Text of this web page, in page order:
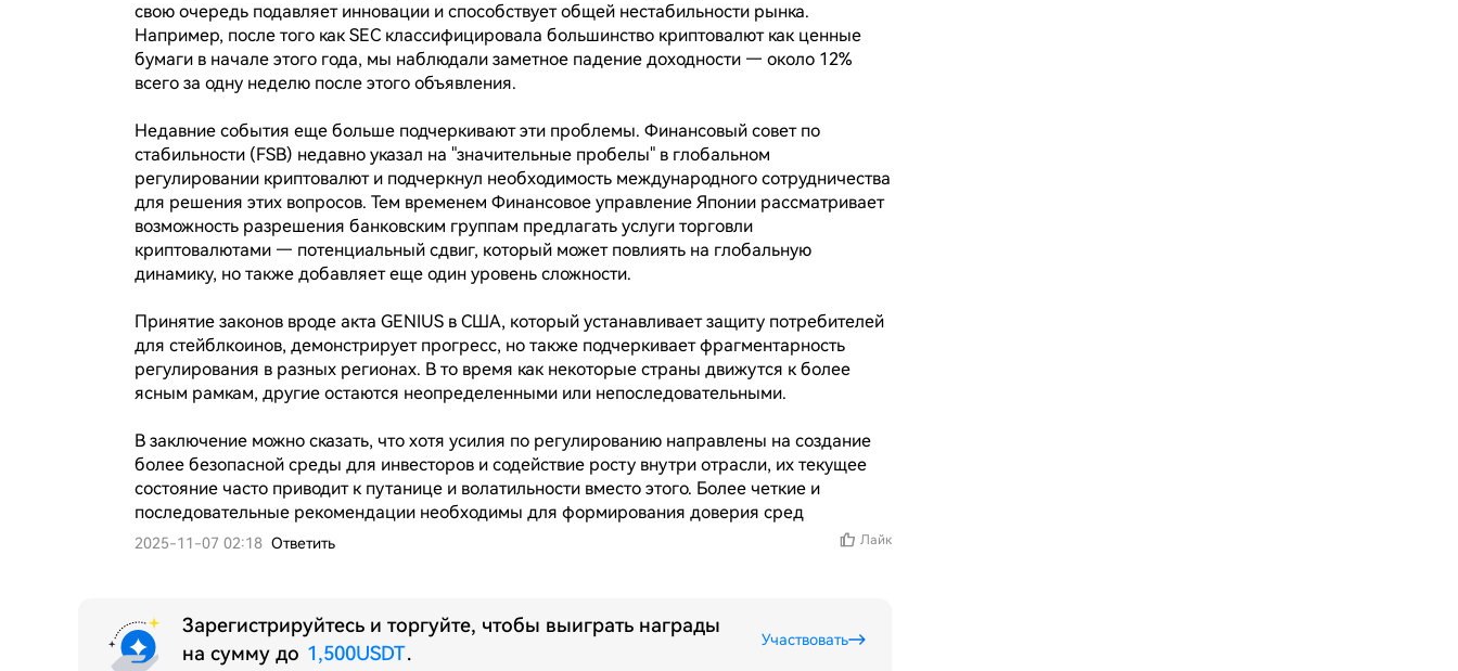
свою очередь подавляет инновации и способствует общей нестабильности рынка.
Например, после того как SEC классифицировала большинство криптовалют как ценные
бумаги в начале этого года, мы наблюдали заметное падение доходности — около 12%
всего за одну неделю после этого объявления.
Недавние события еще больше подчеркивают эти проблемы. Финансовый совет по
стабильности (FSB) недавно указал на "значительные пробелы" в глобальном
регулировании криптовалют и подчеркнул необходимость международного сотрудничества
для решения этих вопросов. Тем временем Финансовое управление Японии рассматривает
возможность разрешения банковским группам предлагать услуги торговли
криптовалютами — потенциальный сдвиг, который может повлиять на глобальную
динамику, но также добавляет еще один уровень сложности.
Принятие законов вроде акта GENIUS в США, который устанавливает защиту потребителей
для стейблкоинов, демонстрирует прогресс, но также подчеркивает фрагментарность
регулирования в разных регионах. В то время как некоторые страны движутся к более
ясным рамкам, другие остаются неопределенными или непоследовательными.
В заключение можно сказать, что хотя усилия по регулированию направлены на создание
более безопасной среды для инвесторов и содействие росту внутри отрасли, их текущее
состояние часто приводит к путанице и волатильности вместо этого. Более четкие и
последовательные рекомендации необходимы для формирования доверия сред
2025-11-07 02:18 Ответить Лайк
Зарегистрируйтесь и торгуйте, чтобы выиграть награды
на сумму до 1,500USDT.
Участвовать